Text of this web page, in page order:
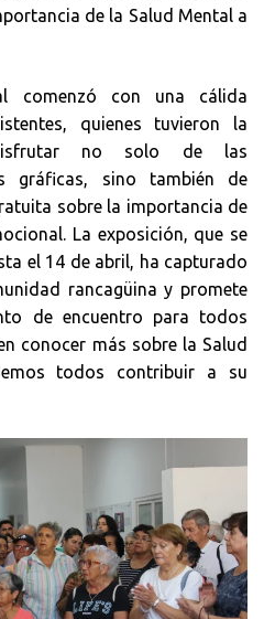
de la Salud Mental a
comenzó con una cálida
quienes tuvieron la
no solo de las
gráficas, sino también de
sobre la importancia de
La exposición, que se
el 14 de abril, ha capturado
rancagüina y promete
de encuentro para todos
conocer más sobre la Salud
todos contribuir a su